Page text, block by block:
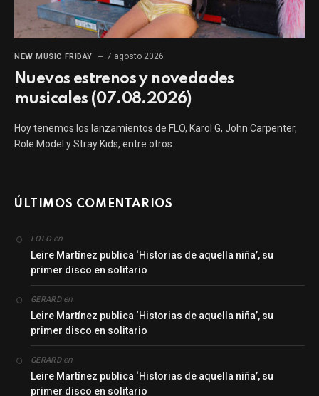
NEW MUSIC FRIDAY 7 agosto 2026
Nuevos estrenos y novedades
musicales (07.08.2026)
Hoy tenemos los lanzamientos de FLO, Karol G, John Carpenter,
Role Model y Stray Kids, entre otros.
ÚLTIMOS COMENTARIOS
LOLO en
Leire Martínez publica ‘Historias de aquella niña’, su
primer disco en solitario
GERARDen
Leire Martínez publica ‘Historias de aquella niña’, su
primer disco en solitario
GERARDen
Leire Martínez publica ‘Historias de aquella niña’, su
primer disco en solitario